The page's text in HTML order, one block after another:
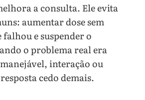
a consulta. Ele evita
aumentar dose sem
falhou e suspender o
o problema real era
interação ou
cedo demais.